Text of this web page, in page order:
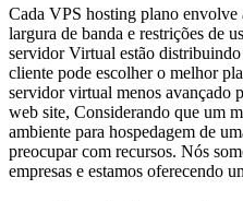
Cada VPS hosting plano envolve
largura de banda e restrições de
servidor Virtual estão
cliente pode escolher o melhor
servidor virtual menos avançado
web site, Considerando que um
ambiente para hospedagem de
preocupar com recursos. Nós
empresas e estamos oferecendo